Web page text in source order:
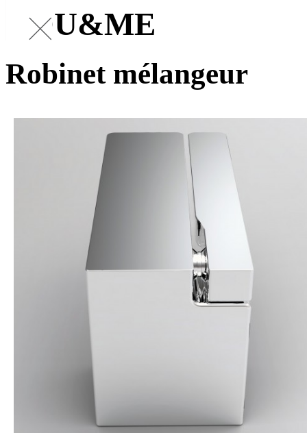
YOU&ME
Robinet mélangeur